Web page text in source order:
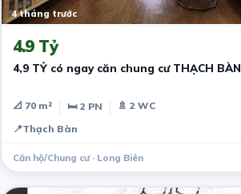
4 tháng trước
4.9 Tỷ
4,9 TỶ có ngay căn chung cư THẠCH BÀN
📐 70 m² 🛏 2 PN
🚿 2 WC
📍Thạch Bàn
Căn hộ/Chung cư · Long Biên